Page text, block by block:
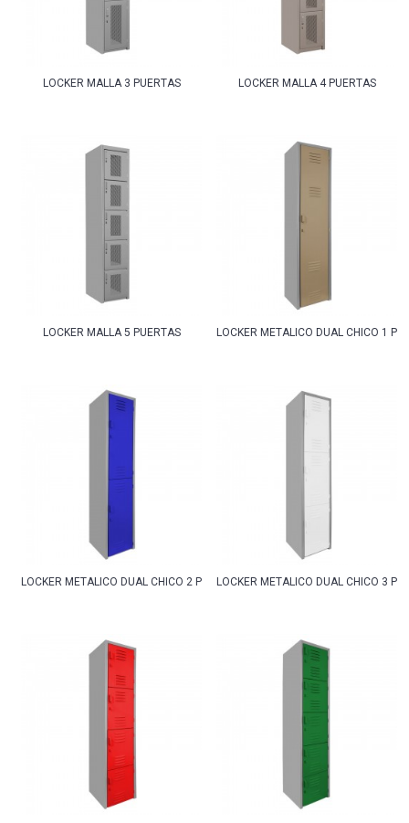
LOCKER MALLA 3 PUERTAS LOCKER MALLA 4 PUERTAS
LOCKER MALLA 5 PUERTAS LOCKER METALICO DUAL CHICO 1
LOCKER METALICO DUAL CHICO 2 PUERTASLOCKER METALICO DUAL CHICO 3